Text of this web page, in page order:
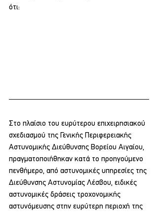
ότι:
Στο πλαίσιο του ευρύτερου επιχειρησιακού
σχεδιασμού της Γενικής Περιφερειακής
Αστυνομικής Διεύθυνσης Βορείου Αιγαίου,
πραγματοποιήθηκαν κατά το προηγούμενο
πενθήμερο, από αστυνομικές υπηρεσίες της
Διεύθυνσης Αστυνομίας Λέσβου, ειδικές
αστυνομικές δράσεις τροχονομικής
αστυνόμευσης στην ευρύτερη περιοχή της